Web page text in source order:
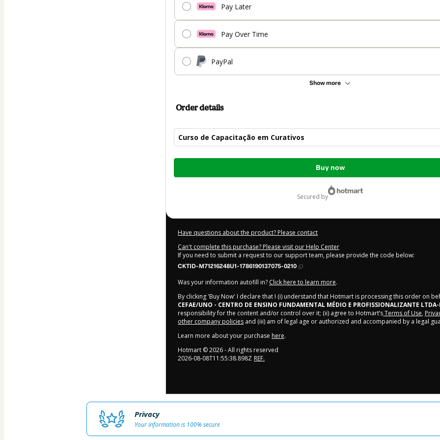
Pay Later
Pay Over Time
PayPal
Show more
Order details
Curso de Capacitação em Curativos
Total
Buy now
secured by
Have questions about the product? Please contact
Can't complete this purchase? Please visit our Help Center
If you need to submit a request to our support team, please provide the code below:
CKTID-M71216248U1-1786190137075-0210
Was your information autofill in? Click here to learn more.
By clicking 'Buy Now' I declare that I (i) understand that Hotmart is processing this order on
CEFAE/UNO - CENTRO DE ENSINO FUNDAMENTAL MÉDIO E PROFISSIONALIZANTE LTDA-
responsibility for the content and/or control over it; (ii) agree to Hotmart’sTerms of Use,
other company policies and (iii) am of legal age or authorized and accompanied by a legal
Learn more about your purchase here.
Hotmart ©2026- All rights reserved
2026-08-08T11:55:38.898Z REF.
Privacy
Your information is 100% secure